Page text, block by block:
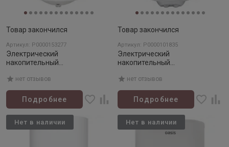
Товар закончился
Артикул: Р0000153277
Электрический
накопительный
L
нет отзывов
Подробнее
Товар закончился
Артикул: Р0000101835
Электрический
накопительный
100нет отзывов
Подробнее
Нет в наличии Нет в наличии